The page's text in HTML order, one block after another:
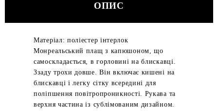
ОПИС
Матеріал: поліестер інтерлок
Монреальський плащ з капюшоном, що
самоскладається, в горловині на блискавці.
Ззаду трохи довше. Він включає кишені на
блискавці і легку сітку всередині для
поліпшення повітропроникності. Рукава та
верхня частина із сублімованим дизайном.